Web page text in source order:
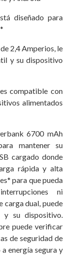
diseñado para
2,4 Amperios, le
y su dispositivo
compatible con
alimentados
6700 mAh
mantener su
cargado donde
rápida y alta
para que pueda
ni
carga dual, puede
y su dispositivo.
puede verificar
de seguridad de
energía segura y